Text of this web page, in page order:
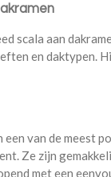
scala aan
en daktypen.
van de meest
Ze zijn
met een